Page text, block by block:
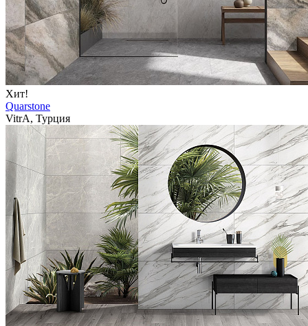
Хит!
Quarstone
VitrA, Турция